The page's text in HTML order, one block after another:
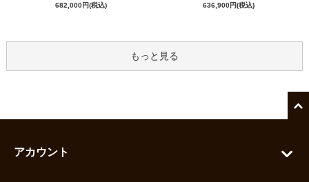
682,000円(税込)
636,900円(税込)
もっと見る
アカウント